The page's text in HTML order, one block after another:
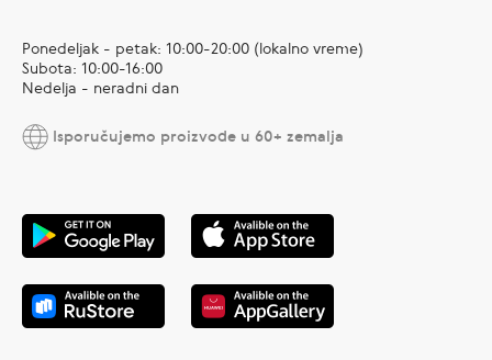
Ponedeljak - petak: 10:00-20:00 (lokalno vreme)
Subota: 10:00-16:00
Nedelja - neradni dan
Isporučujemo proizvode u 60+ zemalja